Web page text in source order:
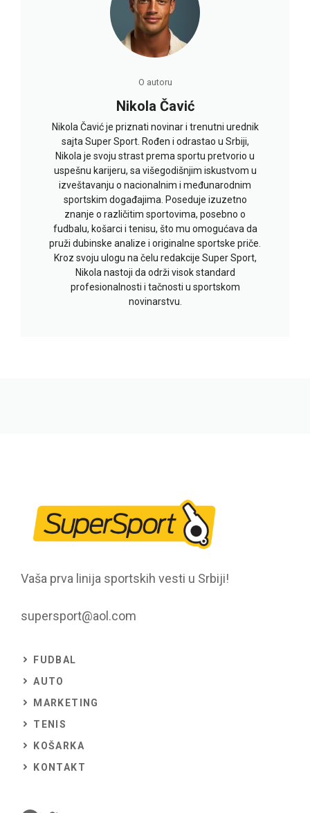
O autoru
Nikola Čavić
Nikola Čavić je priznati novinar i trenutni urednik
sajta Super Sport. Rođen i odrastao u Srbiji,
Nikola je svoju strast prema sportu pretvorio u
uspešnu karijeru, sa višegodišnjim iskustvom u
izveštavanju o nacionalnim i međunarodnim
sportskim događajima. Poseduje izuzetno
znanje o različitim sportovima, posebno o
fudbalu, košarci i tenisu, što mu omogućava da
pruži dubinske analize i originalne sportske priče.
Kroz svoju ulogu na čelu redakcije Super Sport,
Nikola nastoji da održi visok standard
profesionalnosti i tačnosti u sportskom
novinarstvu.
Vaša prva linija sportskih vesti u Srbiji!
supersport@aol.com
FUDBAL
AUTO
MARKETING
TENIS
KOŠARKA
KONTAKT